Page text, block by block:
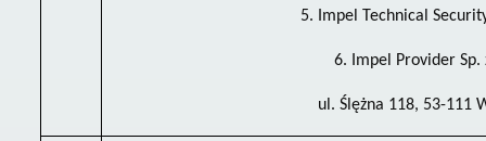
5. Impel Technical
6. Impel Provider Sp.
ul. Ślężna 118, 53-111